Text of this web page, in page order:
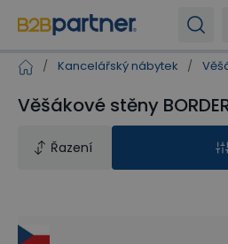
/ Kancelářský nábytek /
Věšákové stěny
Řazení